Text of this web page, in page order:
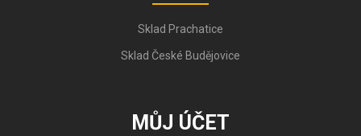
Sklad Prachatice
Sklad České Budějovice
MŮJ ÚČET